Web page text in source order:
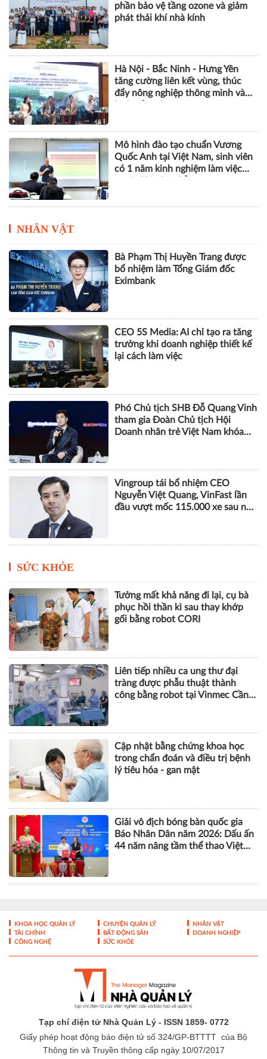
phần bảo vệ tầng ozone và giảm
phát thải khí nhà kính
Hà Nội - Bắc Ninh - Hưng Yên
tăng cường liên kết vùng, thúc
đẩy nông nghiệp thông minh và
Mô hình đào tạo chuẩn Vương
Quốc Anh tại Việt Nam, sinh viên
có 1 năm kinh nghiệm làm việc
NHÂN VẬT
Bà Phạm Thị Huyền Trang được
bổ nhiệm làm Tổng Giám đốc
Eximbank
CEO 5S Media: AI chỉ tạo ra tăng
trưởng khi doanh nghiệp thiết kế
lại cách làm việc
Phó Chủ tịch SHB Đỗ Quang Vinh
tham gia Đoàn Chủ tịch Hội
Doanh nhân trẻ Việt Nam khóa
Vingroup tái bổ nhiệm CEO
Nguyễn Việt Quang, VinFast lần
đầu vượt mốc 115.000 xe sau nửa
SỨC KHỎE
Tưởng mất khả năng đi lại, cụ bà
phục hồi thần kì sau thay khớp
gối bằng robot CORI
Liên tiếp nhiều ca ung thư đại
tràng được phẫu thuật thành
công bằng robot tại Vinmec Cần
Cập nhật bằng chứng khoa học
trong chẩn đoán và điều trị bệnh
lý tiêu hóa - gan mật
Giải vô địch bóng bàn quốc gia
Báo Nhân Dân năm 2026: Dấu ấn
44 năm nâng tầm thể thao Việt
KHOA HỌC QUẢN LÝ CHUYỆN QUẢN LÝ
NHÂN VẬT
TÀI CHÍNH
BẤT ĐỘNG SẢN
DOANH NGHIỆP
CÔNG NGHỆ
SỨC KHỎE
Tạp chí điện tử Nhà Quản Lý - ISSN 1859- 0772
Giấy phép hoạt động báo điện tử số 324/GP-BTTTT của Bộ
Thông tin và Truyền thông cấp ngày 10/07/2017